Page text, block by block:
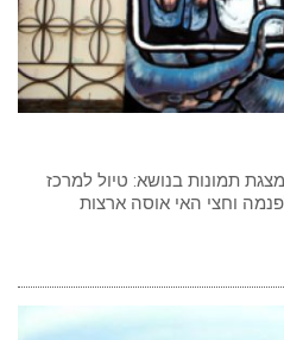
תמונות בנושא: טיול למרכז
וחצי האי אוסה ארצות